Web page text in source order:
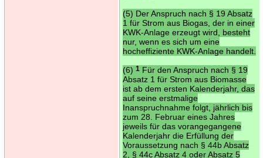
(5) Der Anspruch nach § 19 Absatz
1 für Strom aus Biogas, der in einer
KWK-Anlage erzeugt wird, besteht
nur, wenn es sich um eine
hocheffiziente KWK-Anlage handelt.
(6) 1Für den Anspruch nach § 19
Absatz 1 für Strom aus Biomasse
ist ab dem ersten Kalenderjahr, das
auf seine erstmalige
Inanspruchnahme folgt, jährlich bis
zum 28. Februar eines Jahres
jeweils für das vorangegangene
Kalenderjahr die Erfüllung der
Voraussetzung nach § 44b Absatz
2, § 44c Absatz 4 oder Absatz 5